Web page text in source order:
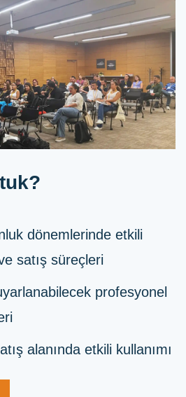
dönemlerinde etkili
satış süreçleri
profesyonel
alanında etkili kullanımı